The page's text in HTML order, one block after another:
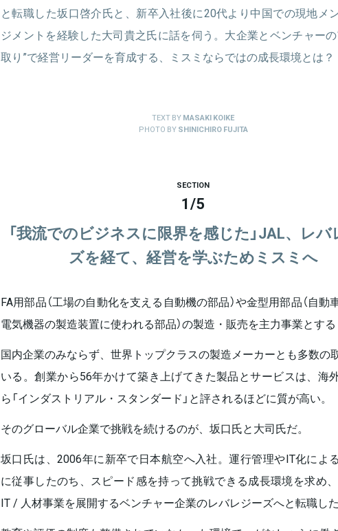
と転職した坂口啓介氏と、新卒入社後に20代より中国での現地メ
ジメントを経験した大司貴之氏に話を伺う。大企業とベンチャーの
取り”で経営リーダーを育成する、ミスミならではの成長環境とは？
TEXT BYMASAKI KOIKE
PHOTO BYSHINICHIRO FUJITA
SECTION
1/5
「我流でのビジネスに限界を感じた」JAL、レ
ズを経て、経営を学ぶためミスミへ
FA用部品（工場の自動化を支える自動機の部品）や金型用部品（自動
電気機器の製造装置に使われる部品）の製造・販売を主力事業とする
国内企業のみならず、世界トップクラスの製造メーカーとも多数の
いる。創業から56年かけて築き上げてきた製品とサービスは、海
ら「インダストリアル・スタンダード」と評されるほどに質が高い。
そのグローバル企業で挑戦を続けるのが、坂口氏と大司氏だ。
坂口氏は、2006年に新卒で日本航空へ入社。運行管理やIT化によ
に従事したのち、スピード感を持って挑戦できる成長環境を求め
IT / 人材事業を展開するベンチャー企業のレバレジーズへと転職した